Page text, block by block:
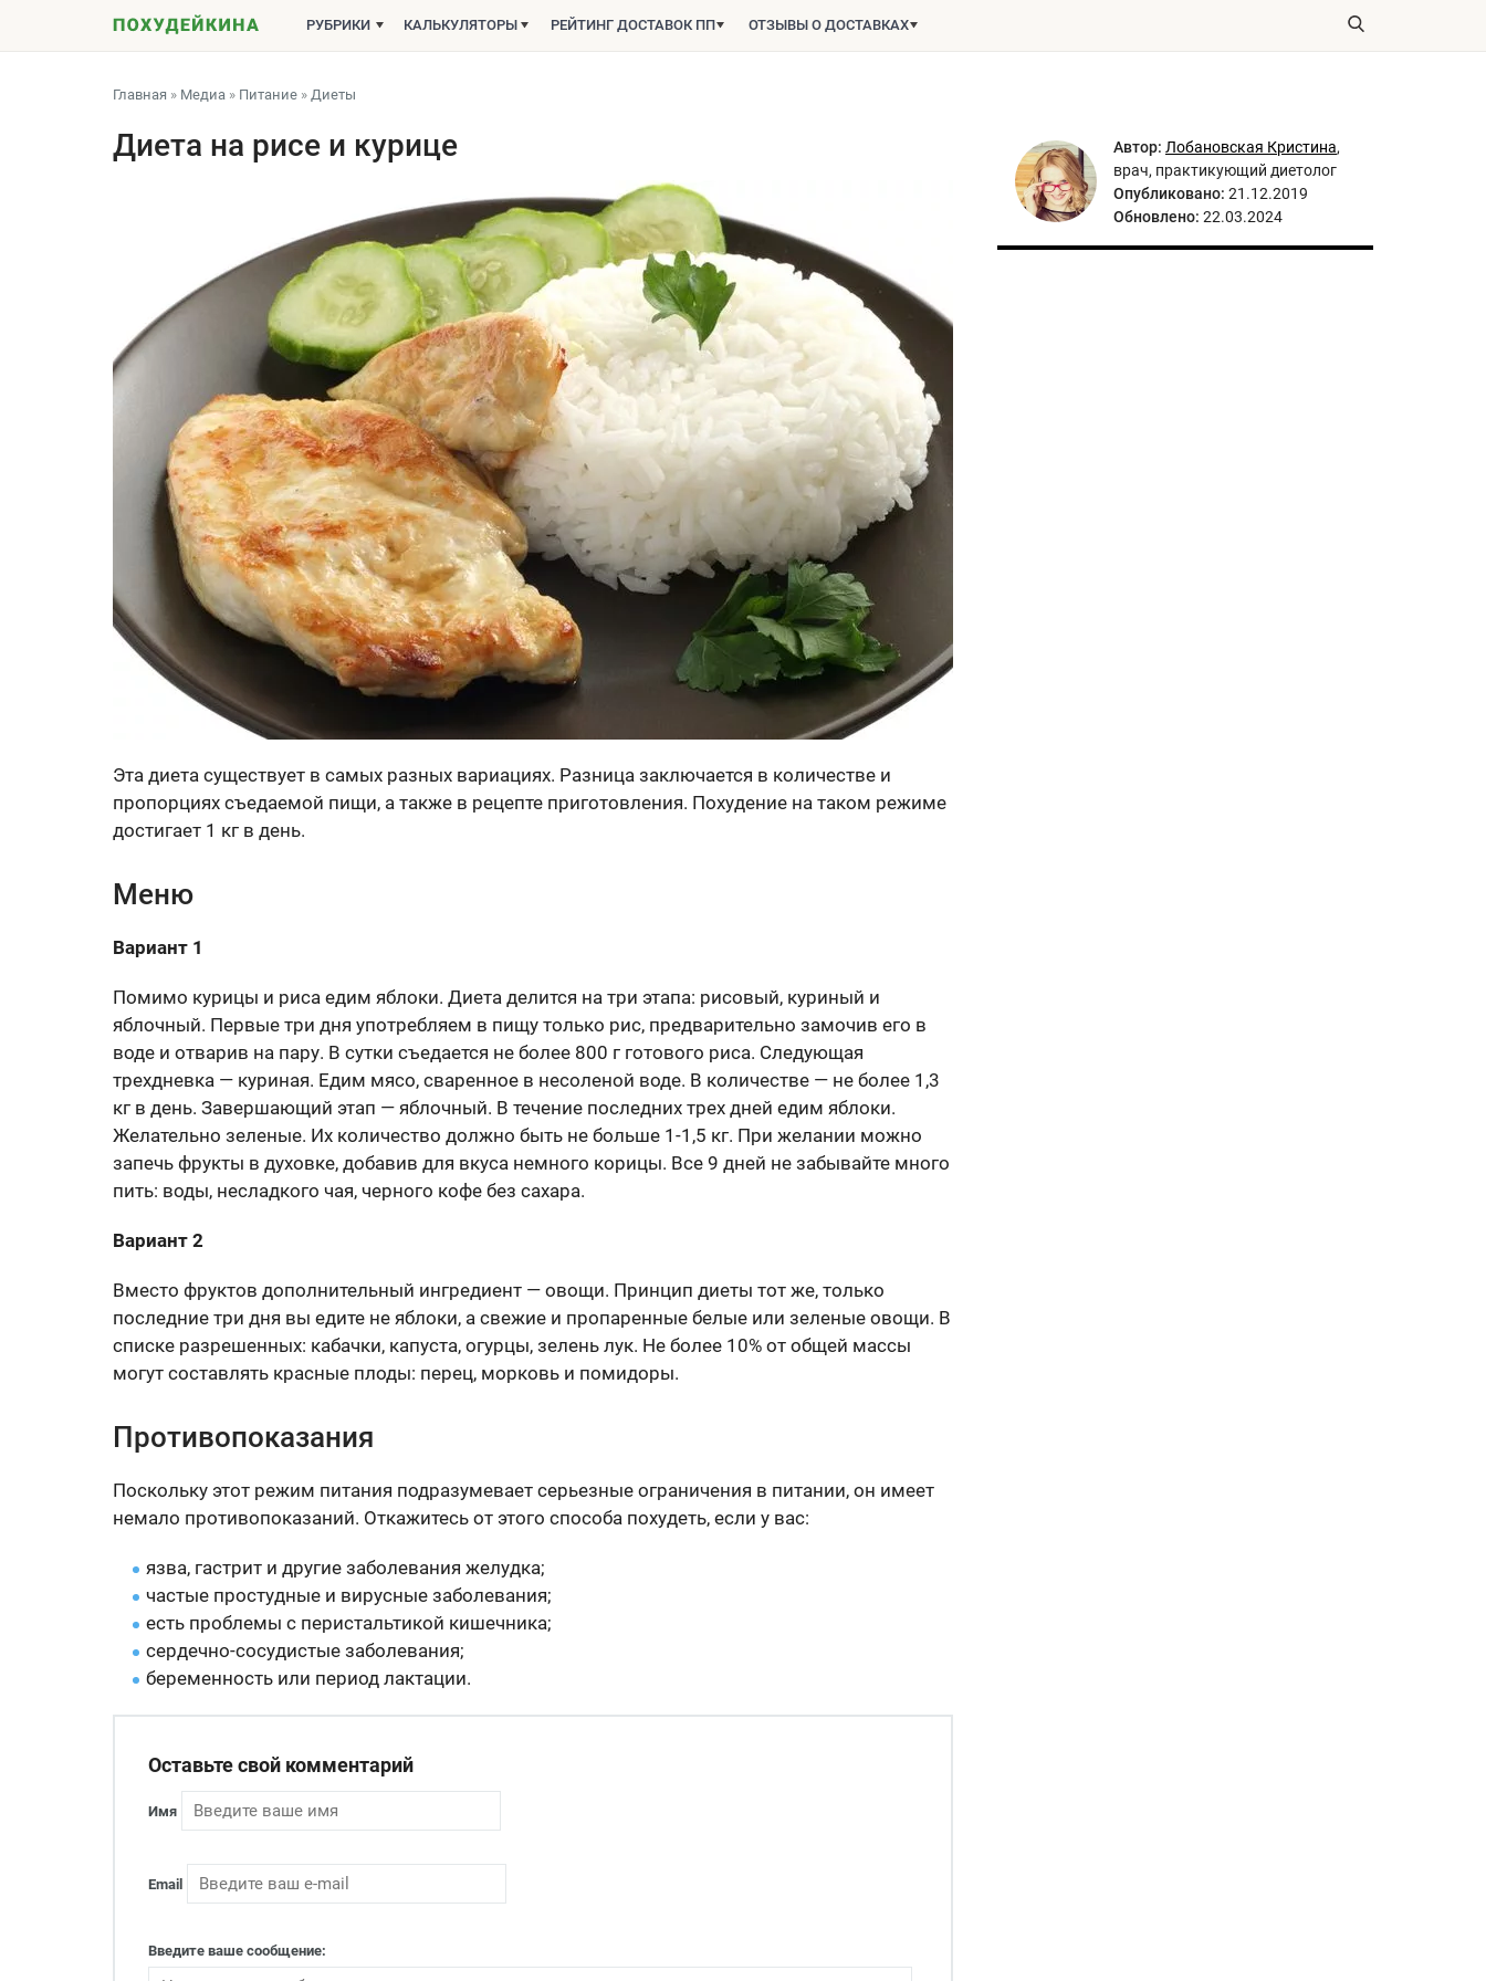
РУБРИКИ КАЛЬКУЛЯТОРЫ РЕЙТИНГ ДОСТАВОК ПП ОТЗЫВЫ О ДОСТАВКАХ
Главная » Медиа » Питание » Диеты
Диета на рисе и курице
Эта диета существует в самых разных вариациях. Разница заключается в количестве и
пропорциях съедаемой пищи, а также в рецепте приготовления. Похудение на таком режиме
достигает 1 кг в день.
Меню
Вариант 1
Помимо курицы и риса едим яблоки. Диета делится на три этапа: рисовый, куриный и
яблочный. Первые три дня употребляем в пищу только рис, предварительно замочив его в
воде и отварив на пару. В сутки съедается не более 800 г готового риса. Следующая
трехдневка — куриная. Едим мясо, сваренное в несоленой воде. В количестве — не более 1,3
кг в день. Завершающий этап — яблочный. В течение последних трех дней едим яблоки.
Желательно зеленые. Их количество должно быть не больше 1-1,5 кг. При желании можно
запечь фрукты в духовке, добавив для вкуса немного корицы. Все 9 дней не забывайте много
пить: воды, несладкого чая, черного кофе без сахара.
Вариант 2
Вместо фруктов дополнительный ингредиент — овощи. Принцип диеты тот же, только
последние три дня вы едите не яблоки, а свежие и пропаренные белые или зеленые овощи. В
списке разрешенных: кабачки, капуста, огурцы, зелень лук. Не более 10% от общей массы
могут составлять красные плоды: перец, морковь и помидоры.
Противопоказания
Поскольку этот режим питания подразумевает серьезные ограничения в питании, он имеет
немало противопоказаний. Откажитесь от этого способа похудеть, если у вас:
язва, гастрит и другие заболевания желудка;
частые простудные и вирусные заболевания;
есть проблемы с перистальтикой кишечника;
сердечно-сосудистые заболевания;
беременность или период лактации.
Оставьте свой комментарий
Имя
Email
Введите ваше сообщение:
Автор: Лобановская Кристина,
врач, практикующий диетолог
Опубликовано: 21.12.2019
Обновлено: 22.03.2024